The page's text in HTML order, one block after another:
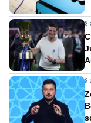
8
8